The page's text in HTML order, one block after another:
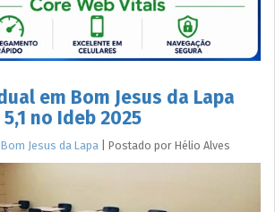
em Bom Jesus da Lapa
no Ideb 2025
Bom Jesus da Lapa Postado por Hélio Alves